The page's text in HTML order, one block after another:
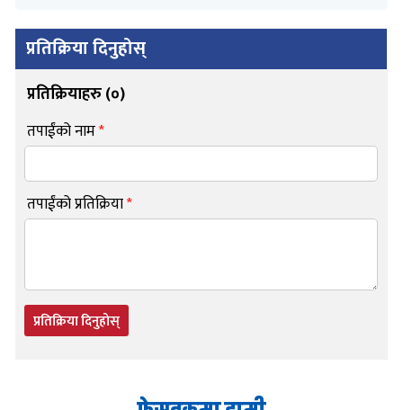
प्रतिक्रिया दिनुहोस्
प्रतिक्रियाहरु (०)
तपाईंको नाम*
तपाईंको प्रतिक्रिया*
प्रतिक्रिया दिनुहोस्